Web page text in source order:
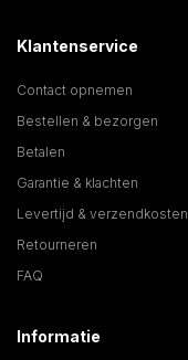
Klantenservice
Contact opnemen
Bestellen & bezorgen
Betalen
Garantie & klachten
Levertijd & verzendkosten
Retourneren
FAQ
Informatie